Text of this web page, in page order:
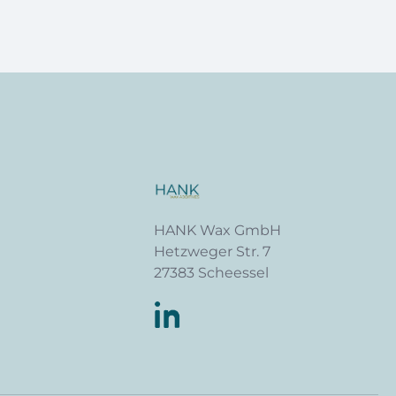
HANK Wax GmbH
Hetzweger Str. 7
27383 Scheessel